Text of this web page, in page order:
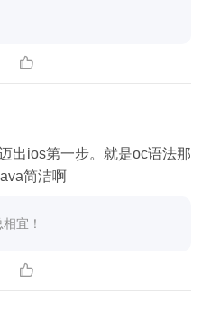

出ios第一步。就是oc语法那
简洁啊
宜！
